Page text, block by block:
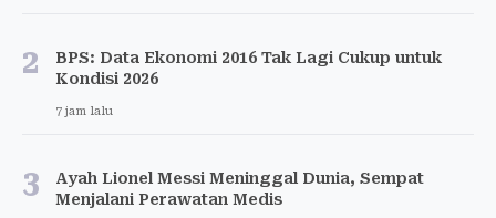
2
BPS: Data Ekonomi 2016 Tak Lagi Cukup untuk
Kondisi 2026
7 jam lalu
3
Ayah Lionel Messi Meninggal Dunia, Sempat
Menjalani Perawatan Medis